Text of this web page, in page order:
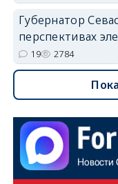
Губернатор
перспективах
19 2784